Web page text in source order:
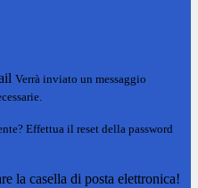
Verrà inviato un messaggio
Effettua il reset della password
la casella di posta elettronica!